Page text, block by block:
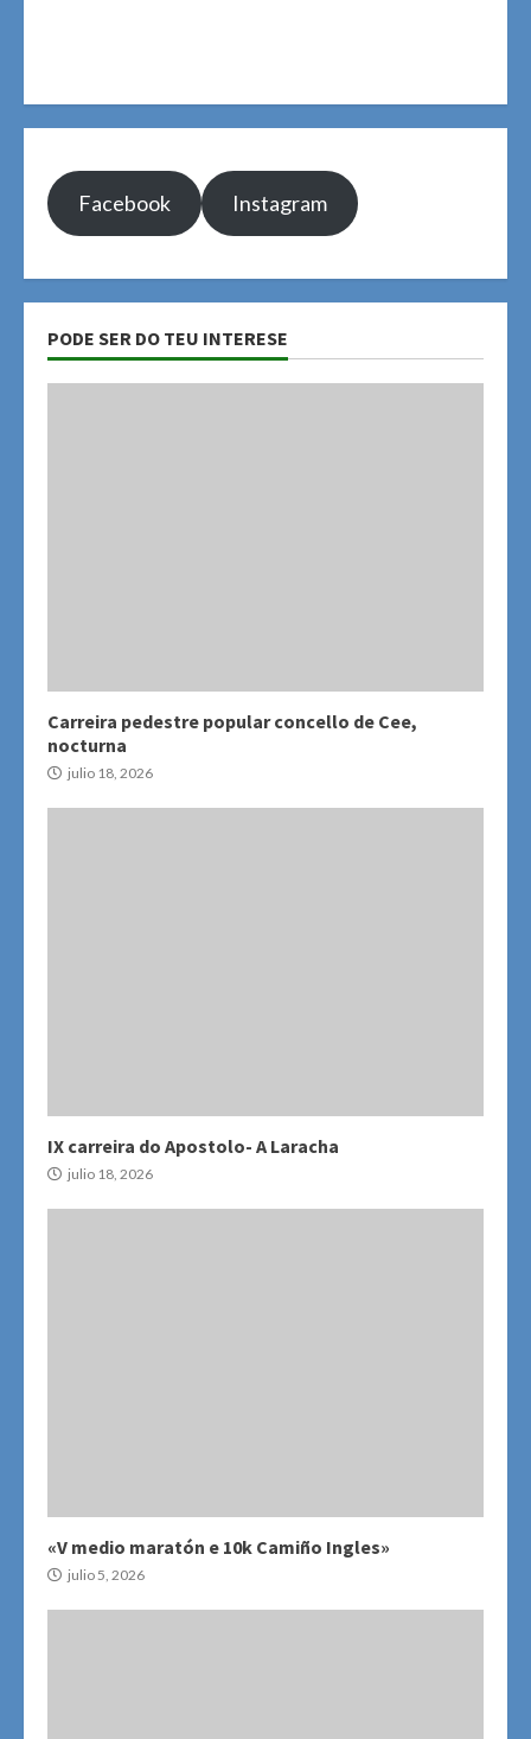
Facebook Instagram
PODE SER DO TEU INTERESE
Carreira pedestre popular concello de Cee,
nocturna
julio 18, 2026
IX carreira do Apostolo- A Laracha
julio 18, 2026
«V medio maratón e 10k Camiño Ingles»
julio 5, 2026